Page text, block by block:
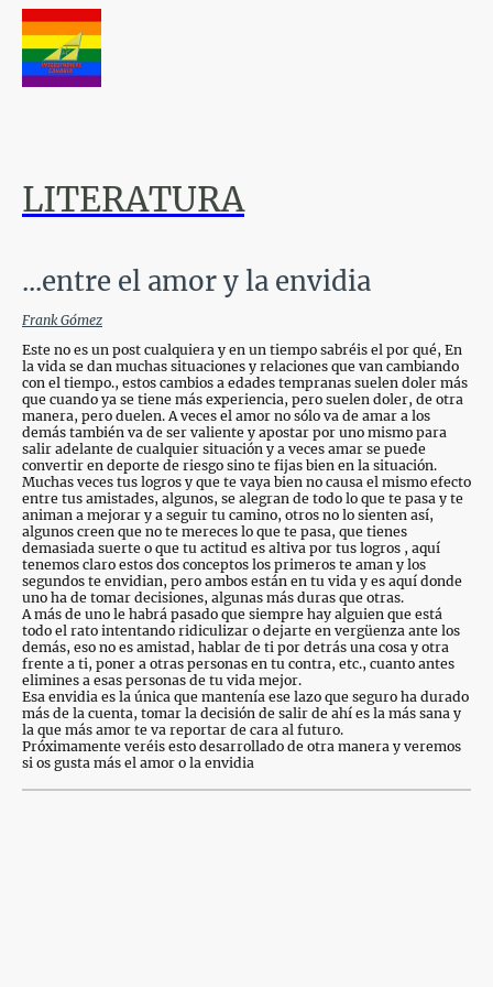
LITERATURA
...entre el amor y la envidia
Frank Gómez
Este no es un post cualquiera y en un tiempo sabréis el por qué, En
la vida se dan muchas situaciones y relaciones que van cambiando
con el tiempo., estos cambios a edades tempranas suelen doler más
que cuando ya se tiene más experiencia, pero suelen doler, de otra
manera, pero duelen. A veces el amor no sólo va de amar a los
demás también va de ser valiente y apostar por uno mismo para
salir adelante de cualquier situación y a veces amar se puede
convertir en deporte de riesgo sino te fijas bien en la situación.
Muchas veces tus logros y que te vaya bien no causa el mismo efecto
entre tus amistades, algunos, se alegran de todo lo que te pasa y te
animan a mejorar y a seguir tu camino, otros no lo sienten así,
algunos creen que no te mereces lo que te pasa, que tienes
demasiada suerte o que tu actitud es altiva por tus logros , aquí
tenemos claro estos dos conceptos los primeros te aman y los
segundos te envidian, pero ambos están en tu vida y es aquí donde
uno ha de tomar decisiones, algunas más duras que otras.
A más de uno le habrá pasado que siempre hay alguien que está
todo el rato intentando ridiculizar o dejarte en vergüenza ante los
demás, eso no es amistad, hablar de ti por detrás una cosa y otra
frente a ti, poner a otras personas en tu contra, etc., cuanto antes
elimines a esas personas de tu vida mejor.
Esa envidia es la única que mantenía ese lazo que seguro ha durado
más de la cuenta, tomar la decisión de salir de ahí es la más sana y
la que más amor te va reportar de cara al futuro.
Próximamente veréis esto desarrollado de otra manera y veremos
si os gusta más el amor o la envidia